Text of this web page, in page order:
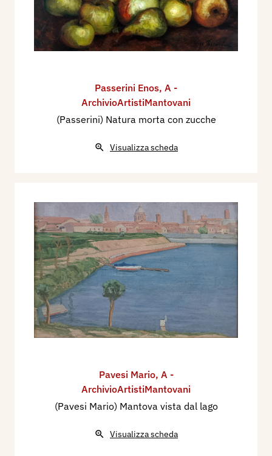
Passerini Enos, A -
ArchivioArtistiMantovani
(Passerini) Natura morta con zucche
Visualizza scheda
Pavesi Mario, A -
ArchivioArtistiMantovani
(Pavesi Mario) Mantova vista dal lago
Visualizza scheda